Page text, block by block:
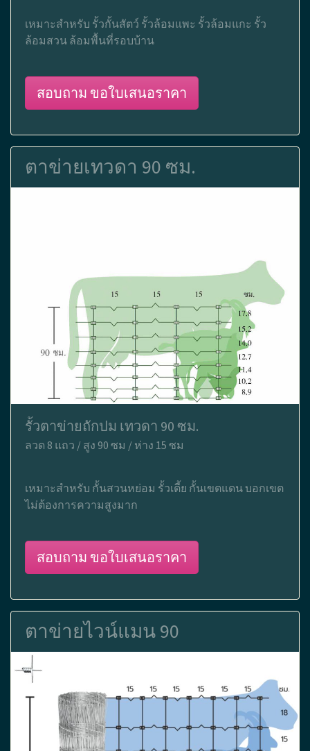
เหมาะสำหรับ รั้วกั้นสัตว์ รั้วล้อมแพะ รั้วล้อมแกะ รั้ว
ล้อมสวน ล้อมพื้นที่รอบบ้าน
สอบถาม ขอใบเสนอราคา
ตาข่ายเทวดา 90 ซม.
รั้วตาข่ายถักปม เทวดา 90 ซม.
ลวด 8 แถว / สูง 90 ซม / ห่าง 15 ซม
เหมาะสำหรับ กั้นสวนหย่อม รั้วเตี้ย กั้นเขตแดน บอกเขต
ไม่ต้องการความสูงมาก
สอบถาม ขอใบเสนอราคา
ตาข่ายไวน์แมน 90